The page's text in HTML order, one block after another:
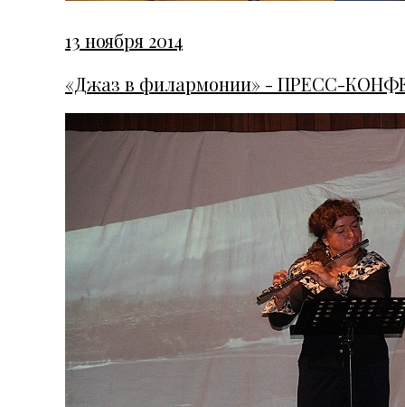
13 ноября 2014
«Джаз в филармонии» - ПРЕСС-